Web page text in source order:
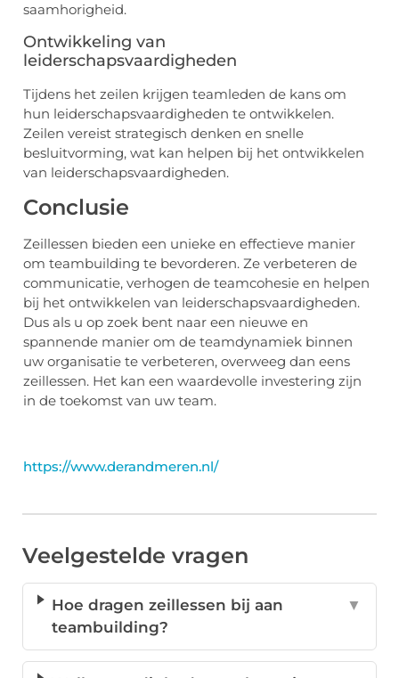
saamhorigheid.
Ontwikkeling van
leiderschapsvaardigheden
Tijdens het zeilen krijgen teamleden de kans om
hun leiderschapsvaardigheden te ontwikkelen.
Zeilen vereist strategisch denken en snelle
besluitvorming, wat kan helpen bij het ontwikkelen
van leiderschapsvaardigheden.
Conclusie
Zeillessen bieden een unieke en effectieve manier
om teambuilding te bevorderen. Ze verbeteren de
communicatie, verhogen de teamcohesie en helpen
bij het ontwikkelen van leiderschapsvaardigheden.
Dus als u op zoek bent naar een nieuwe en
spannende manier om de teamdynamiek binnen
uw organisatie te verbeteren, overweeg dan eens
zeillessen. Het kan een waardevolle investering zijn
in de toekomst van uw team.
https://www.derandmeren.nl/
Veelgestelde vragen
Hoe dragen zeillessen bij aan
teambuilding?
▼